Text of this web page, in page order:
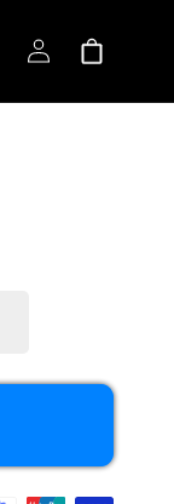
EinloggenWarenkorb